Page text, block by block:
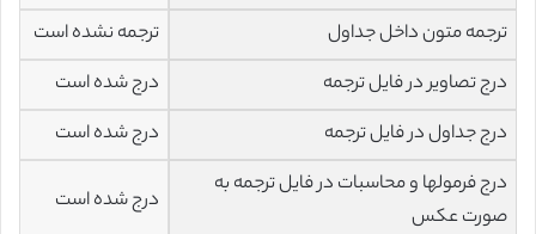
ترجمه متون داخل جداول
ترجمه نشده است
درج تصاویر در فایل ترجمه
درج شده است
درج جداول در فایل ترجمه
درج شده است
درج فرمولها و محاسبات در فایل ترجمه به
صورت عکس
درج شده است